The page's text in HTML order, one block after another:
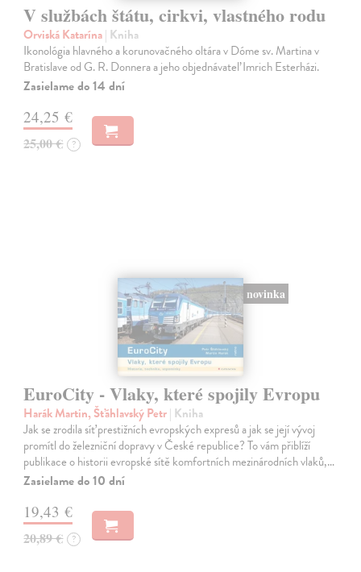
V službách štátu, cirkvi, vlastného rodu
Orviská Katarína| Kniha
Ikonológia hlavného a korunovačného oltára v Dóme sv. Martina v
Bratislave od G. R. Donnera a jeho objednávateľ Imrich Esterházi.
Zasielame do 14 dní
24,25 €
25,00 € ?
novinka
EuroCity - Vlaky, které spojily Evropu
Harák Martin, Šťáhlavský Petr| Kniha
Jak se zrodila síť prestižních evropských expresů a jak se její vývoj
promítl do železniční dopravy v České republice? To vám přiblíží
publikace o historii evropské sítě komfortních mezinárodních vlaků,…
Zasielame do 10 dní
19,43 €
20,89 € ?